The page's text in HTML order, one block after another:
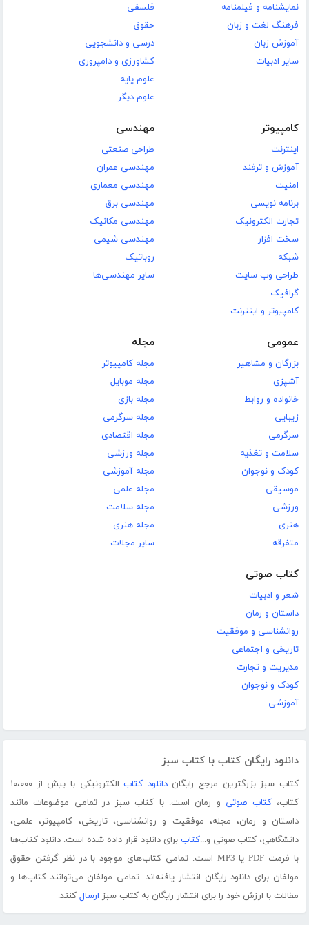
نمایشنامه و فیلمنامه
فرهنگ لغت و زبان
آموزش زبان
سایر ادبیات
فلسفی
حقوق
درسی و دانشجویی
کشاورزی و دامپروری
علوم پایه
علوم دیگر
کامپیوتر
اینترنت
آموزش و ترفند
امنیت
برنامه نویسی
تجارت الکترونیک
سخت افزار
شبکه
طراحی وب سایت
گرافیک
کامپیوتر و اینترنت
مهندسی
طراحی صنعتی
مهندسی عمران
مهندسی معماری
مهندسی برق
مهندسی مکانیک
مهندسی شیمی
روباتیک
سایر مهندسی‌ها
عمومی
بزرگان و مشاهیر
آشپزی
خانواده و روابط
زیبایی
سرگرمی
سلامت و تغذیه
کودک و نوجوان
موسیقی
ورزشی
هنری
متفرقه
مجله
مجله کامپیوتر
مجله موبایل
مجله بازی
مجله سرگرمی
مجله اقتصادی
مجله ورزشی
مجله آموزشی
مجله علمی
مجله سلامت
مجله هنری
سایر مجلات
کتاب صوتی
شعر و ادبیات
داستان و رمان
روانشناسی و موفقیت
تاریخی و اجتماعی
مدیریت و تجارت
کودک و نوجوان
آموزشی
دانلود رایگان کتاب با کتاب سبز
کتاب سبز بزرگترین مرجع رایگاندانلود کتاب
الکترونیکی با بیش از ۱۰،۰۰۰
کتاب،کتاب صوتی و رمان است. با کتاب سبز در تمامی موضوعات مانند
داستان و رمان، مجله، موفقیت و روانشناسی، تاریخی، کامپیوتر، علمی،
دانشگاهی، کتاب صوتی و...کتاب برای دانلود قرار داده شده است. دانلود کتاب‌ها
با فرمت PDF یا MP3 است. تمامی کتاب‌های موجود با در نظر گرفتن حقوق
مولفان برای دانلود رایگان انتشار یافته‌اند. تمامی مولفان می‌توانند کتاب‌ها و
مقالات با ارزش خود را برای انتشار رایگان به کتاب سبز ارسال کنند.